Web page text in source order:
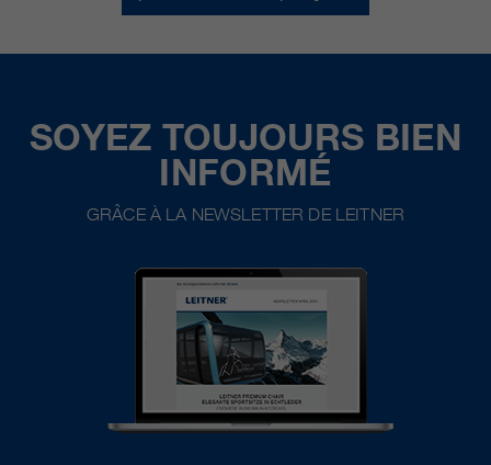
SOYEZ TOUJOURS BIEN
INFORMÉ
GRÂCE À LA NEWSLETTER DE LEITNER